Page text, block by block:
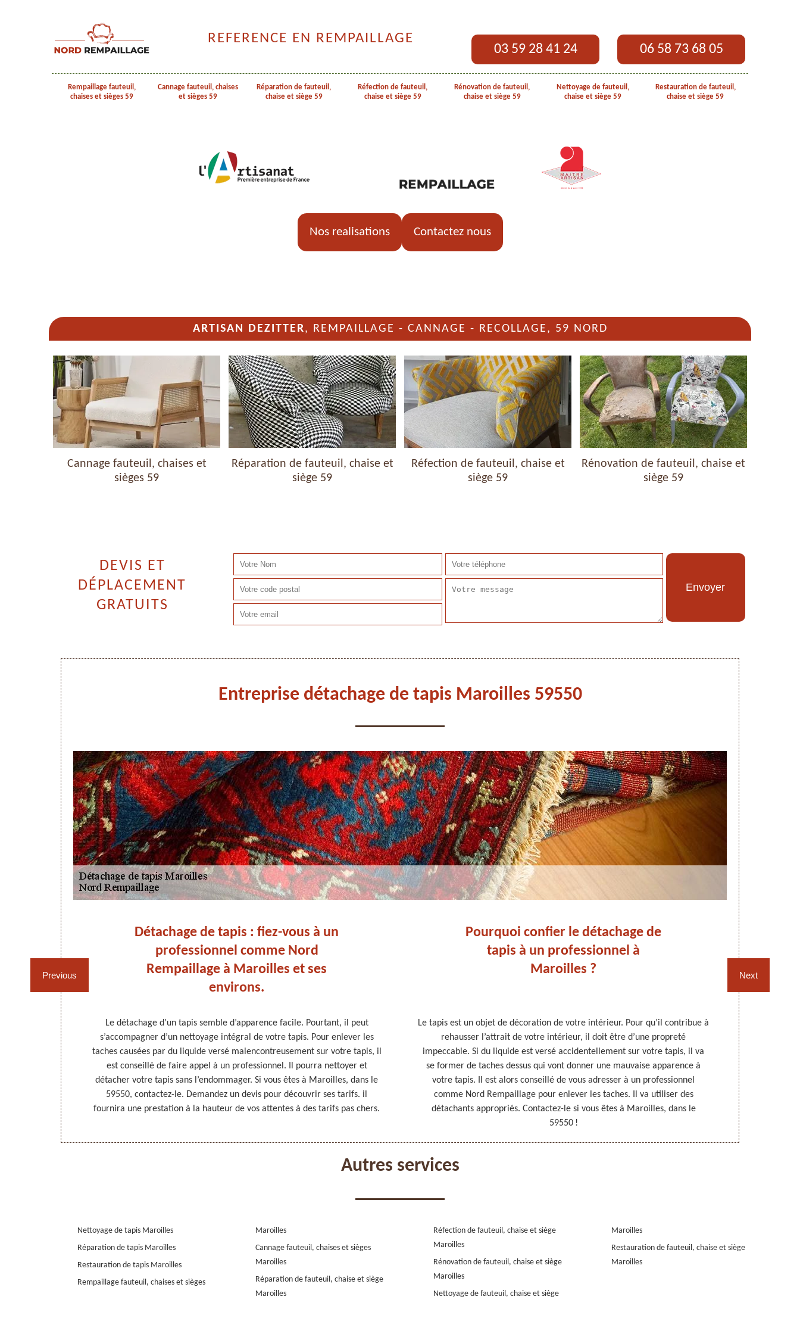
REFERENCE EN REMPAILLAGE
03 59 28 41 24 06 58 73 68 05
Rempaillage fauteuil,
chaises et sièges 59
Cannage fauteuil, chaises
et sièges 59
Réparation de fauteuil,
chaise et siège 59
Réfection de fauteuil,
chaise et siège 59
Rénovation de fauteuil,
chaise et siège 59
Nettoyage de fauteuil,
chaise et siège 59
Restauration de fauteuil,
chaise et siège 59
Nos realisations Contactez nous
ARTISAN DEZITTER, REMPAILLAGE - CANNAGE - RECOLLAGE, 59 NORD
Cannage fauteuil, chaises et
sièges 59
Réparation de fauteuil, chaise et
siège 59
Réfection de fauteuil, chaise et
siège 59
Rénovation de fauteuil, chaise et
siège 59
DEVIS ET
DÉPLACEMENT
GRATUITS
Entreprise détachage de tapis Maroilles 59550
Previous
Détachage de tapis : fiez-vous à un
professionnel comme Nord
Rempaillage à Maroilles et ses
environs.
Le détachage d’un tapis semble d’apparence facile. Pourtant, il peut
s’accompagner d’un nettoyage intégral de votre tapis. Pour enlever les
taches causées par du liquide versé malencontreusement sur votre tapis, il
est conseillé de faire appel à un professionnel. Il pourra nettoyer et
détacher votre tapis sans l’endommager. Si vous êtes à Maroilles, dans le
59550, contactez-le. Demandez un devis pour découvrir ses tarifs. il
fournira une prestation à la hauteur de vos attentes à des tarifs pas chers.
Pourquoi confier le détachage de
tapis à un professionnel à
Maroilles ?
Le tapis est un objet de décoration de votre intérieur. Pour qu’il contribue à
rehausser l’attrait de votre intérieur, il doit être d’une propreté
impeccable. Si du liquide est versé accidentellement sur votre tapis, il va
se former de taches dessus qui vont donner une mauvaise apparence à
votre tapis. Il est alors conseillé de vous adresser à un professionnel
comme Nord Rempaillage pour enlever les taches. Il va utiliser des
détachants appropriés. Contactez-le si vous êtes à Maroilles, dans le
59550 !
Next
Autres services
Nettoyage de tapis Maroilles
Réparation de tapis Maroilles
Restauration de tapis Maroilles
Rempaillage fauteuil, chaises et sièges
Maroilles
Cannage fauteuil, chaises et sièges
Maroilles
Réparation de fauteuil, chaise et siège
Maroilles
Réfection de fauteuil, chaise et siège
Maroilles
Rénovation de fauteuil, chaise et siège
Maroilles
Nettoyage de fauteuil, chaise et siège
Maroilles
Restauration de fauteuil, chaise et siège
Maroilles